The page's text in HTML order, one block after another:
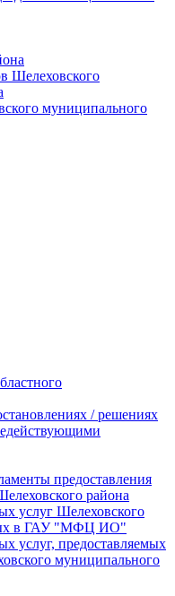
Шелеховского
муниципального
/ решениях
предоставления
района
услуг Шелеховского
в ГАУ "МФЦ ИО"
услуг, предоставляемых
муниципального